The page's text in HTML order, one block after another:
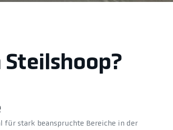
für stark beanspruchte Bereiche in der